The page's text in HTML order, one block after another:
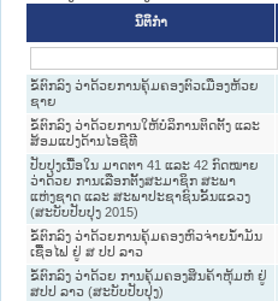
ນິຕິກໍາ
ຂໍ້ຕົກລົງ ວ່າດ້ວຍການຄຸ້ມຄອງຕົວເມືອງຫ້ວຍ
ຊາຍ
ຂໍ້ຕົກລົງ ວ່າດ້ວຍການໃຫ້ບໍລິການຕິດຕັ້ງ ແລະ
ສ້ອມແປງດ້ານໄອຊີທີ
ປັບປຸງເນື້ອໃນ ມາດຕາ 41 ແລະ 42 ກົດໝາຍ
ວ່າດ້ວຍ ການເລືອກຕັ້ງສະມາຊິກ ສະພາ
ແຫ່ງຊາດ ແລະ ສະພາປະຊາຊົນຂັ້ນແຂວງ
(ສະບັບປັບປຸງ 2015)
ຂໍ້ຕົກລົງ ວ່າດ້ວຍການຄຸ້ມຄອງຫົວຈ່າຍນ້ຳມັນ
ເຊື້ອໄຟ ຢູ່ ສ ປປ ລາວ
ຂໍ້ຕົກລົງ ວ່າດ້ວຍ ການຄຸ້ມຄອງສິນຄ້າຫຸ້ມຫໍ່ ຢູ່
ສປປ ລາວ (ສະບັບປັບປຸງ)